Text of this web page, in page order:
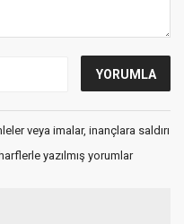
veya imalar, inançlara saldırı
yazılmış yorumlar